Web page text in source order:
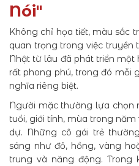
Nói"
Không chỉ họa tiết, màu sắc
quan trọng trong việc truyền
Nhật từ lâu đã phát triển
rất phong phú, trong đó mỗi
nghĩa riêng biệt.
Người mặc thường lựa chọn
tuổi, giới tính, mùa trong
dự. Những cô gái trẻ
sáng như đỏ, hồng, vàng
trung và năng động. Trong